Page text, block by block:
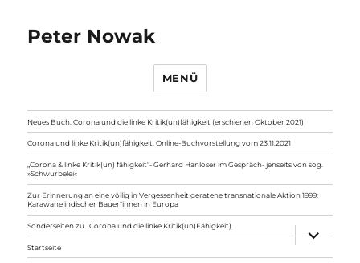
Peter Nowak
MENÜ
Neues Buch: Corona und die linke Kritik(un)fähigkeit (erschienen Oktober 2021)
Corona und linke Kritik(un)fähigkeit. Online-Buchvorstellung vom 23.11.2021
„Corona & linke Kritik(un) fähigkeit“- Gerhard Hanloser im Gespräch- jenseits von sog.
»Schwurbelei«
Zur Erinnerung an eine völlig in Vergessenheit geratene transnationale Aktion 1999:
Karawane indischer Bauer*innen in Europa
Sonderseiten zu…Corona und die linke Kritik(un)Fähigkeit).
anzeigen
Startseite